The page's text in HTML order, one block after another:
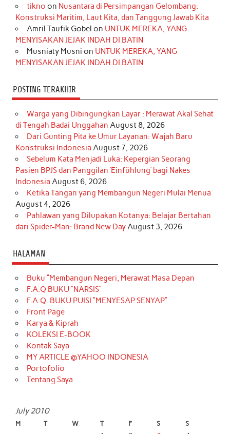
o
k
r
a
m
e
s
t
I
n
r
e
tikno on Nusantara di Persimpangan Gelombang:
Konstruksi Maritim, Laut Kita, dan Tanggung Jawab Kita
Amril Taufik Gobel on UNTUK MEREKA, YANG
MENYISAKAN JEJAK INDAH DI BATIN
Musniaty Musni on UNTUK MEREKA, YANG
MENYISAKAN JEJAK INDAH DI BATIN
POSTING TERAKHIR
Warga yang Dibingungkan Layar : Merawat Akal Sehat
di Tengah Badai Unggahan August 8, 2026
Dari Gunting Pita ke Umur Layanan: Wajah Baru
Konstruksi Indonesia August 7, 2026
Sebelum Kata Menjadi Luka: Kepergian Seorang
Pasien BPJS dan Panggilan ‘Einfühlung’ bagi Nakes
Indonesia August 6, 2026
Ketika Tangan yang Membangun Negeri Mulai Menua
August 4, 2026
Pahlawan yang Dilupakan Kotanya: Belajar Bertahan
dari Spider-Man: Brand New DayAugust 3, 2026
HALAMAN
Buku “Membangun Negeri, Merawat Masa Depan
F.A.Q BUKU “NARSIS”
F.A.Q. BUKU PUISI “MENYESAP SENYAP”
Front Page
Karya & Kiprah
KOLEKSI E-BOOK
Kontak Saya
MY ARTICLE @YAHOO INDONESIA
Portofolio
Tentang Saya
July 2010
M T W T F S S